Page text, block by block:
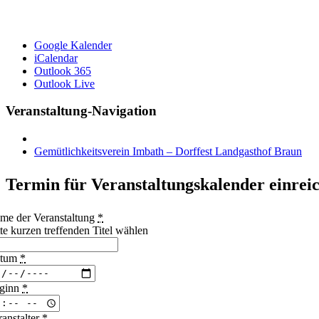
Google Kalender
iCalendar
Outlook 365
Outlook Live
Veranstaltung-Navigation
Gemütlichkeitsverein Imbath – Dorffest Landgasthof Braun
Termin für Veranstaltungskalender
der Veranstaltung *
kurzen treffenden Titel wählen
*
*